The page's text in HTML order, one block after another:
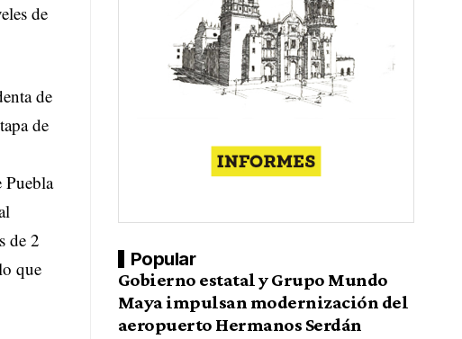
de
de
de
Puebla
de 2
que
Popular
Gobierno estatal y Grupo Mundo
Maya impulsan modernización del
aeropuerto Hermanos Serdán